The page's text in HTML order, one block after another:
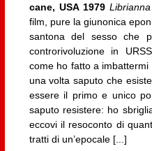
cane, USA 1979 Librianna
film, pure la giunonica
santona del sesso che
controrivoluzione in
come ho fatto a
una volta saputo che
essere il primo e unico
saputo resistere: ho
eccovi il resoconto di
tratti di un’epocale [...]